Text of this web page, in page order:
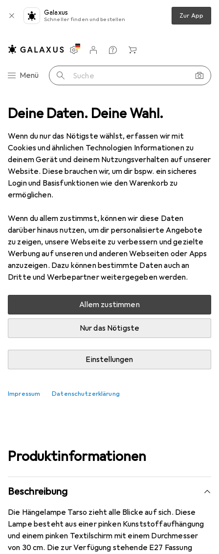
Deine Daten. Deine Wahl.
Wenn du nur das Nötigste wählst, erfassen wir mit
Cookies und ähnlichen Technologien Informationen zu
deinem Gerät und deinem Nutzungsverhalten auf unserer
Website. Diese brauchen wir, um dir bspw. ein sicheres
Login und Basisfunktionen wie den Warenkorb zu
ermöglichen.
Wenn du allem zustimmst, können wir diese Daten
darüber hinaus nutzen, um dir personalisierte Angebote
zu zeigen, unsere Webseite zu verbessern und gezielte
Werbung auf unseren und anderen Webseiten oder Apps
anzuzeigen. Dazu können bestimmte Daten auch an
Dritte und Werbepartner weitergegeben werden.
Allem zustimmen
Nur das Nötigste
Einstellungen
Impressum Datenschutzerklärung
Galaxus
Schneller finden und bestellen Zur App
Navigation nach Kategorien
Menü Suche
Einstellungen
Kundenkonto
Vergleichslisten
Merklisten
Warenkorb
Pendelleuchte Globo Hängeleuchte Tarso
5 Bilder
Globo Hängeleuchte Tarso
Preis in EUR inkl. MwSt.
EUR
41,19
Bewertungen Marke
Mehr von Globo
Mo, 10.8. geliefert
Mehr als 10 Stück an Lager beim Lieferanten
Lieferort angeben für genaue Lieferzeit
In den Warenkorb
Produktinformationen
Beschreibung
Die Hängelampe Tarso zieht alle Blicke auf sich. Diese
Lampe besteht aus einer pinken Kunststoffaufhängung
und einem pinken Textilschirm mit einem Durchmesser
von 30 cm. Die zur Verfügung stehende E27 Fassung